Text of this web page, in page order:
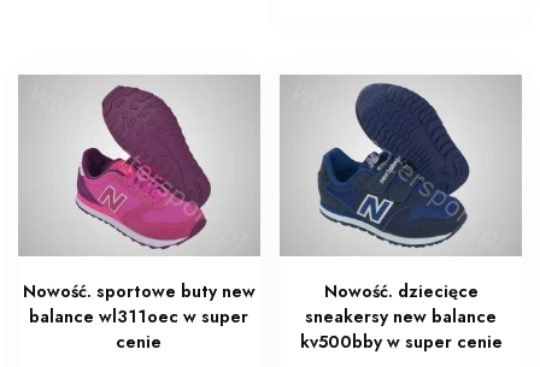
Nowość. sportowe buty new
balance wl311oec w super
cenie
Nowość. dziecięce
sneakersy new balance
kv500bby w super cenie